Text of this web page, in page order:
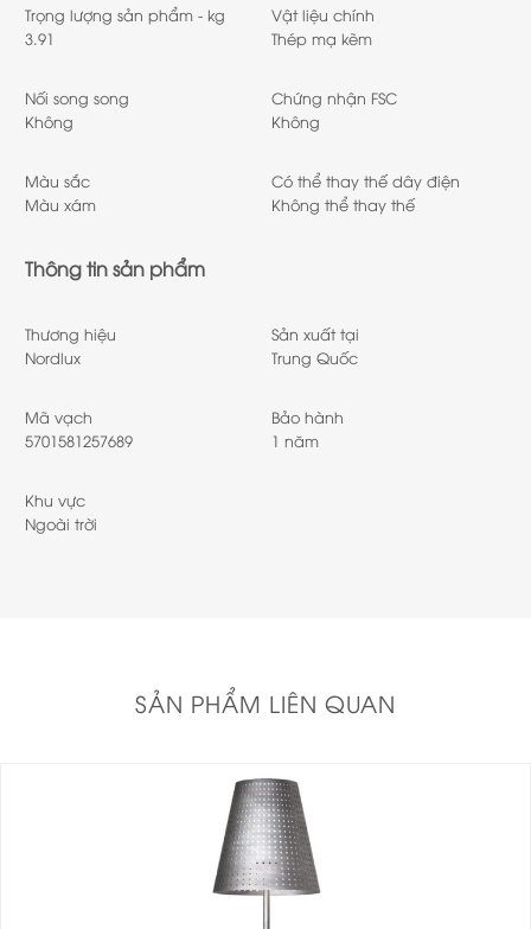
Trọng lượng sản phẩm - kg
3.91
Vật liệu chính
Thép mạ kẽm
Nối song song
Không
Chứng nhận FSC
Không
Màu sắc
Màu xám
Có thể thay thế dây điện
Không thể thay thế
Thông tin sản phẩm
Thương hiệu
Nordlux
Sản xuất tại
Trung Quốc
Mã vạch
5701581257689
Bảo hành
1 năm
Khu vực
Ngoài trời
SẢN PHẨM LIÊN QUAN